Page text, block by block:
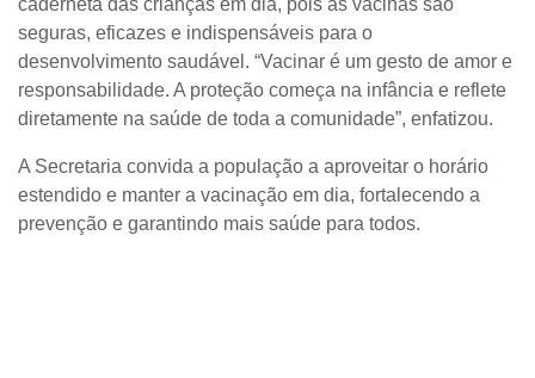
seguras, eficazes e indispensáveis para o
desenvolvimento saudável. “Vacinar é um gesto de amor e
responsabilidade. A proteção começa na infância e reflete
diretamente na saúde de toda a comunidade”, enfatizou.
A Secretaria convida a população a aproveitar o horário
estendido e manter a vacinação em dia, fortalecendo a
prevenção e garantindo mais saúde para todos.